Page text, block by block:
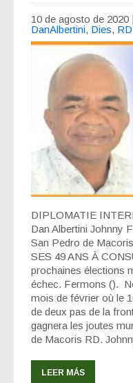
10 de agosto de 2020 |
DanAlbertini, Dies, RD
DIPLOMATIE
Dan Albertini Johnny
San Pedro de
SES 49 ANS À
prochaines élections
échec. Fermons ().
mois de février où le
de deux pas de la
gagnera les joutes
de Macoris RD.
LEER MÁS